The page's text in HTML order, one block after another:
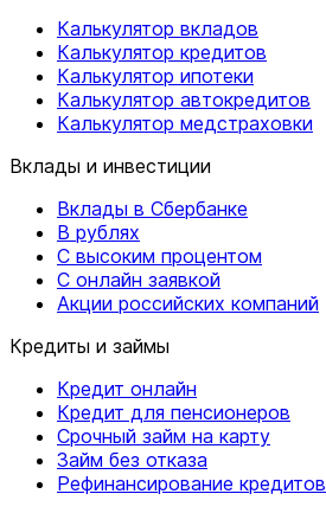
Калькулятор вкладов
Калькулятор кредитов
Калькулятор ипотеки
Калькулятор автокредитов
Калькулятор медстраховки
Вклады и инвестиции
Вклады в Сбербанке
В рублях
С высоким процентом
С онлайн заявкой
Акции российских компаний
Кредиты и займы
Кредит онлайн
Кредит для пенсионеров
Срочный займ на карту
Займ без отказа
Рефинансирование кредитов